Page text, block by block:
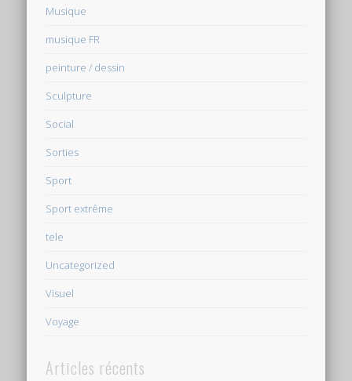
Musique
musique FR
peinture / dessin
Sculpture
Social
Sorties
Sport
Sport extrême
tele
Uncategorized
Visuel
Voyage
Articles récents